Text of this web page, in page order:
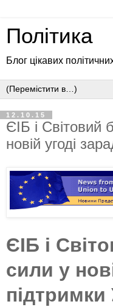
Політика
Блог цікавих
12.10.15
ЄІБ і Світовий
новій угоді
ЄІБ і
сили у
підтримки